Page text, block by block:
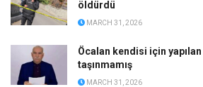
öldürdü
MARCH 31, 2026
Öcalan kendisi için
taşınmamış
MARCH 31, 2026